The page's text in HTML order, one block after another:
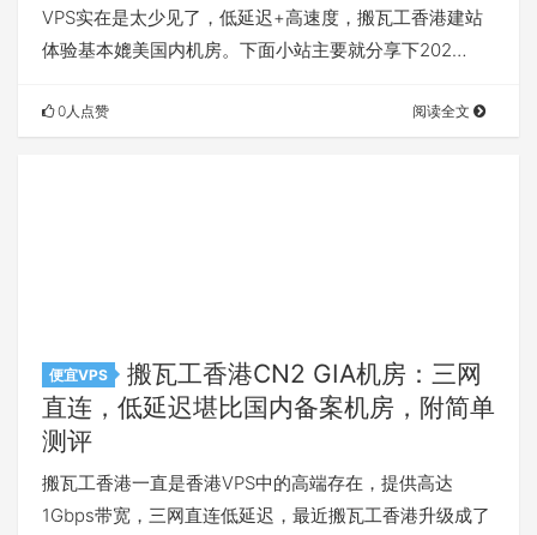
VPS实在是太少见了，低延迟+高速度，搬瓦工香港建站
体验基本媲美国内机房。下面小站主要就分享下202…
0人点赞 阅读全文
便宜VPS
搬瓦工香港CN2 GIA机房：三网
直连，低延迟堪比国内备案机房，附简单
测评
搬瓦工香港一直是香港VPS中的高端存在，提供高达
1Gbps带宽，三网直连低延迟，最近搬瓦工香港升级成了